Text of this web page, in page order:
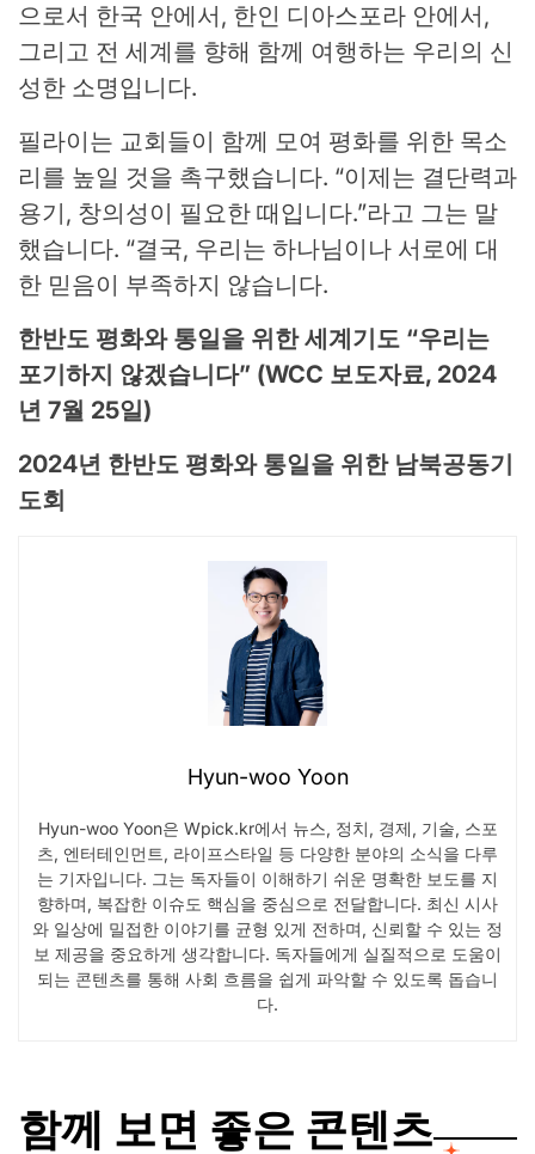
으로서 한국 안에서, 한인 디아스포라 안에서,
그리고 전 세계를 향해 함께 여행하는 우리의 신
성한 소명입니다.
필라이는 교회들이 함께 모여 평화를 위한 목소
리를 높일 것을 촉구했습니다. “이제는 결단력과
용기, 창의성이 필요한 때입니다.”라고 그는 말
했습니다. “결국, 우리는 하나님이나 서로에 대
한 믿음이 부족하지 않습니다.
한반도 평화와 통일을 위한 세계기도 “우리는
포기하지 않겠습니다” (WCC 보도자료, 2024
년 7월 25일)
2024년 한반도 평화와 통일을 위한 남북공동기
도회
Hyun-woo Yoon
Hyun-woo Yoon은 Wpick.kr에서 뉴스, 정치, 경제, 기술, 스포
츠, 엔터테인먼트, 라이프스타일 등 다양한 분야의 소식을 다루
는 기자입니다. 그는 독자들이 이해하기 쉬운 명확한 보도를 지
향하며, 복잡한 이슈도 핵심을 중심으로 전달합니다. 최신 시사
와 일상에 밀접한 이야기를 균형 있게 전하며, 신뢰할 수 있는 정
보 제공을 중요하게 생각합니다. 독자들에게 실질적으로 도움이
되는 콘텐츠를 통해 사회 흐름을 쉽게 파악할 수 있도록 돕습니
다.
함께 보면 좋은 콘텐츠